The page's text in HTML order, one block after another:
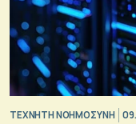
TΕΧΝΗΤΗ ΝΟΗΜΟΣΥΝΗ